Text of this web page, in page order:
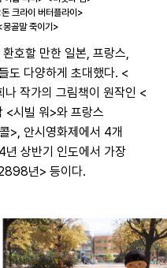
크라이 버터플라이>
골말 죽이기>
호할 만한 일본, 프랑스,
도 다양하게 초대했다. <
작가의 그림책이 원작인 <
<시빌 워>와 프랑스
>, 안시영화제에서 4개
상반기 인도에서 가장
년> 등이다.